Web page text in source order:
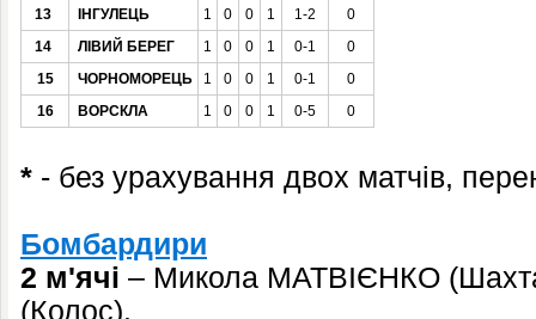
13
ІНГУЛЕЦЬ 1 0 0 1 1-2
0
14
ЛІВИЙ БЕРЕГ 1 0 0 1 0-1
0
15
ЧОРНОМОРЕЦЬ 1 0 0 1 0-1
0
16
ВОРСКЛА 1 0 0 1 0-5 0
* - без урахування двох матчів,
Бомбардири
2 м'ячі – Микола МАТВІЄНКО
(Колос).